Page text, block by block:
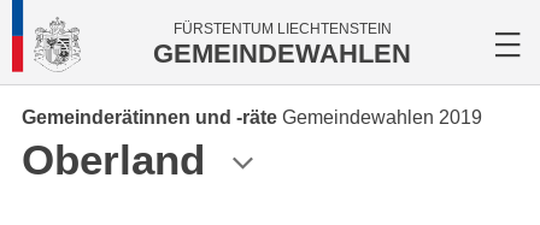
FÜRSTENTUM LIECHTENSTEIN
GEMEINDEWAHLEN
Gemeinderätinnen und -räte Gemeindewahlen 2019
Oberland